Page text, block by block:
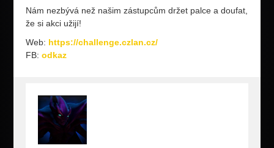
Nám nezbývá než našim zástupcům držet palce a doufat,
že si akci užijí!
Web: https://challenge.czlan.cz/
FB: odkaz